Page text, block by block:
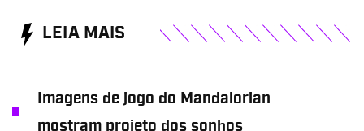
LEIA MAIS
Imagens de jogo do Mandalorian
mostram projeto dos sonhos